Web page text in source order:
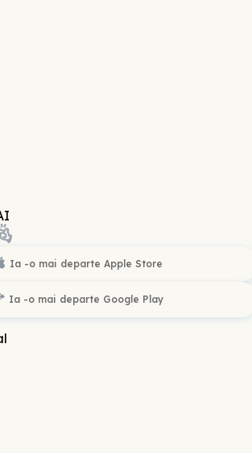
Ia -o mai departe Apple Store
Ia -o mai departe Google Play